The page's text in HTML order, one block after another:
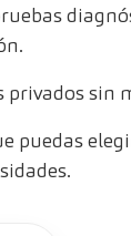
privados sin
puedas